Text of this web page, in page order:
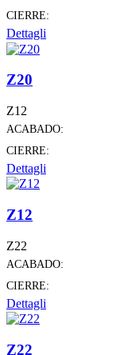
CIERRE:
Dettagli
Z20
Z12
ACABADO:
CIERRE:
Dettagli
Z12
Z22
ACABADO:
CIERRE:
Dettagli
Z22